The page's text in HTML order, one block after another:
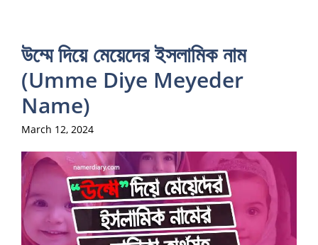
উম্মে দিয়ে মেয়েদের ইসলামিক নাম
(Umme Diye Meyeder
Name)
March 12, 2024